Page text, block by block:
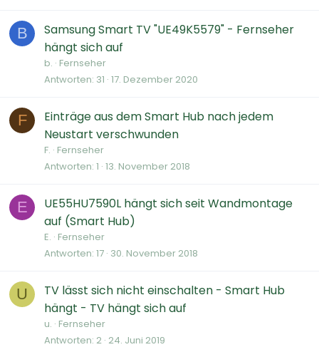
B
Samsung Smart TV "UE49K5579" - Fernseher
hängt sich auf
b. Fernseher
Antworten 31 17. Dezember 2020
F
Einträge aus dem Smart Hub nach jedem
Neustart verschwunden
F. Fernseher
Antworten 1 13. November 2018
E
UE55HU7590L hängt sich seit Wandmontage
auf (Smart Hub)
E. Fernseher
Antworten 17 30. November 2018
U
TV lässt sich nicht einschalten - Smart Hub
hängt - TV hängt sich auf
u. Fernseher
Antworten 2 24. Juni 2019